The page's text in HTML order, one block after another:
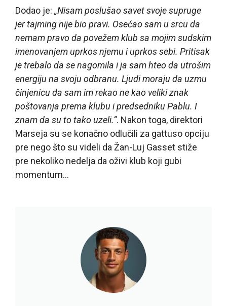
Dodao je: „Nisam poslušao savet svoje supruge
jer tajming nije bio pravi. Osećao sam u srcu da
nemam pravo da povežem klub sa mojim sudskim
imenovanjem uprkos njemu i uprkos sebi. Pritisak
je trebalo da se nagomila i ja sam hteo da utrošim
energiju na svoju odbranu. Ljudi moraju da uzmu
činjenicu da sam im rekao ne kao veliki znak
poštovanja prema klubu i predsedniku Pablu. I
znam da su to tako uzeli.“. Nakon toga, direktori
Marseja su se konačno odlučili za gattuso opciju
pre nego što su videli da Žan-Luj Gasset stiže
pre nekoliko nedelja da oživi klub koji gubi
momentum…